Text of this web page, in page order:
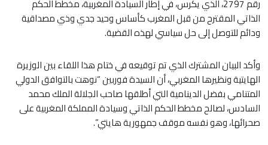
رقم 2797، الذي يكرس، في إطار السيادة المغربية، مخطط الحكم
الذاتي المقترح من قبل المغرب كأساس وحيد جدي وذي مصداقية
ودائم للتوصل إلى حل سياسي لهذه القضية.
وأكد البيان المشترك الذي تم توقيعه في ختام هذا اللقاء بين الوزيرة
الهايتية ونظيرها المغربي، أن السيدة فوربين “نوهت بالتوافق الدولي
المتنامي بفضل الدينامية التي أطلقها صاحب الجلالة الملك محمد
السادس، لصالح مخطط الحكم الذاتي وسيادة المملكة المغربية على
صحرائها، وهو نفسه موقف جمهورية هايتي”.